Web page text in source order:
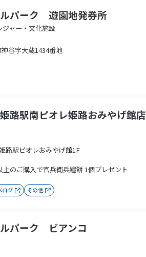
パーク 遊園地発券所
ジャー・文化施設
谷字大蔵1434番地
路駅南ピオレ姫路おみやげ館店
路駅ピオレおみやげ館1F
上のご購入で官兵衛兵糧餅 1個プレゼント
ログ その他
パーク ビアンコ